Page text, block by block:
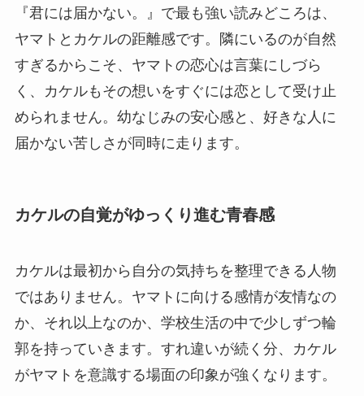
『君には届かない。』で最も強い読みどころは、
ヤマトとカケルの距離感です。隣にいるのが自然
すぎるからこそ、ヤマトの恋心は言葉にしづら
く、カケルもその想いをすぐには恋として受け止
められません。幼なじみの安心感と、好きな人に
届かない苦しさが同時に走ります。
カケルの自覚がゆっくり進む青春感
カケルは最初から自分の気持ちを整理できる人物
ではありません。ヤマトに向ける感情が友情なの
か、それ以上なのか、学校生活の中で少しずつ輪
郭を持っていきます。すれ違いが続く分、カケル
がヤマトを意識する場面の印象が強くなります。